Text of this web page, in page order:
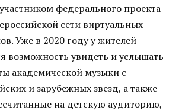
федерального проекта
сети виртуальных
Уже в 2020 году у жителей
возможность увидеть и услышать
академической музыки с
и зарубежных звезд, а также
на детскую аудиторию,